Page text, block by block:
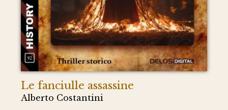
Le fanciulle assassine
Alberto Costantini